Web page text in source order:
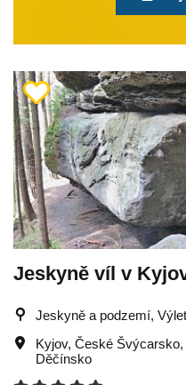
Jeskyně víl v
Jeskyně a podzemí,
Kyjov, České Švýcarsko,
Děčínsko